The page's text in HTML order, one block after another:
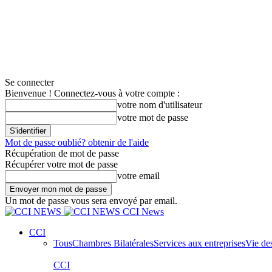
Se connecter
Bienvenue ! Connectez-vous à votre compte :
votre nom d'utilisateur
votre mot de passe
Mot de passe oublié? obtenir de l'aide
Récupération de mot de passe
Récupérer votre mot de passe
votre email
Un mot de passe vous sera envoyé par email.
CCI News
CCI
TousChambres BilatéralesServices aux entreprisesVie
CCI